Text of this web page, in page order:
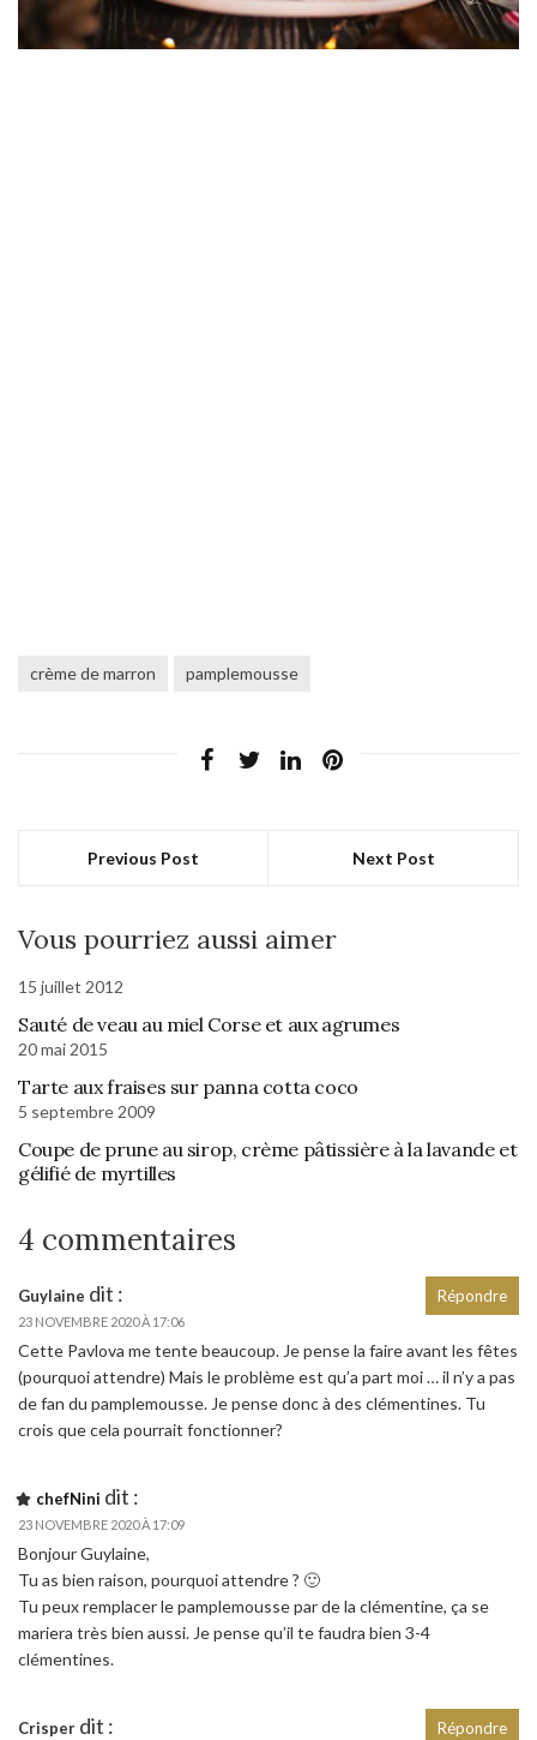
crème de marron pamplemousse
Previous Post Next Post
Vous pourriez aussi aimer
15 juillet 2012
Sauté de veau au miel Corse et aux agrumes
20 mai 2015
Tarte aux fraises sur panna cotta coco
5 septembre 2009
Coupe de prune au sirop, crème pâtissière à la lavande et
gélifié de myrtilles
4 commentaires
Guylaine dit :
23 NOVEMBRE 2020 À 17:06
Cette Pavlova me tente beaucoup. Je pense la faire avant les fêtes
(pourquoi attendre) Mais le problème est qu’a part moi … il n’y a pas
de fan du pamplemousse. Je pense donc à des clémentines. Tu
crois que cela pourrait fonctionner?
Répondre
chefNini dit :
23 NOVEMBRE 2020 À 17:09
Bonjour Guylaine,
Tu as bien raison, pourquoi attendre ? 🙂
Tu peux remplacer le pamplemousse par de la clémentine, ça se
mariera très bien aussi. Je pense qu’il te faudra bien 3-4
clémentines.
Crisper dit : Répondre